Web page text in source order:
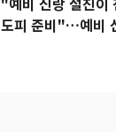
"예비 신랑 절친이
도피 준비"…예비